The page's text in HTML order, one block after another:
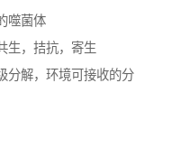
噬菌体
生，拮抗，寄生
分解，环境可接收的分
你猜生活污水处理设备
璃钢污水处理设备